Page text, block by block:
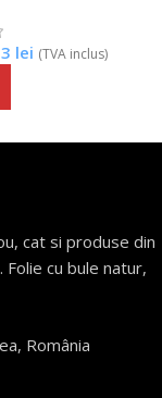
lei (TVA inclus)
Coș
cat si produse din
Folie cu bule natur,
România